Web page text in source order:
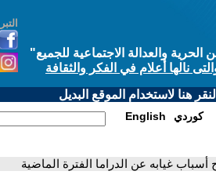
والعدالة الاجتماعية للجميع"
نالها أعلام في الفكر والثقافة
هنا لاستخدام الموقع البديل
English كوردي
غيابه عن الدراما الفترة الماضية